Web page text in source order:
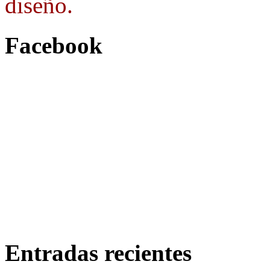
diseño.
Facebook
Entradas recientes